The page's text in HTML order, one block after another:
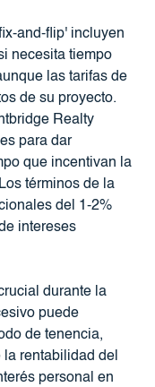
and-flip' incluyen
necesita tiempo
las tarifas de
de su proyecto.
Realty
para dar
que incentivan la
términos de la
del 1-2%
intereses
durante la
puede
de tenencia,
la rentabilidad del
personal en